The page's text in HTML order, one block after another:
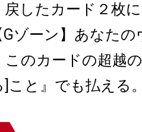
戻したカード２枚
ゾーン】あなたの
このカードの超越
]こと』でも払える